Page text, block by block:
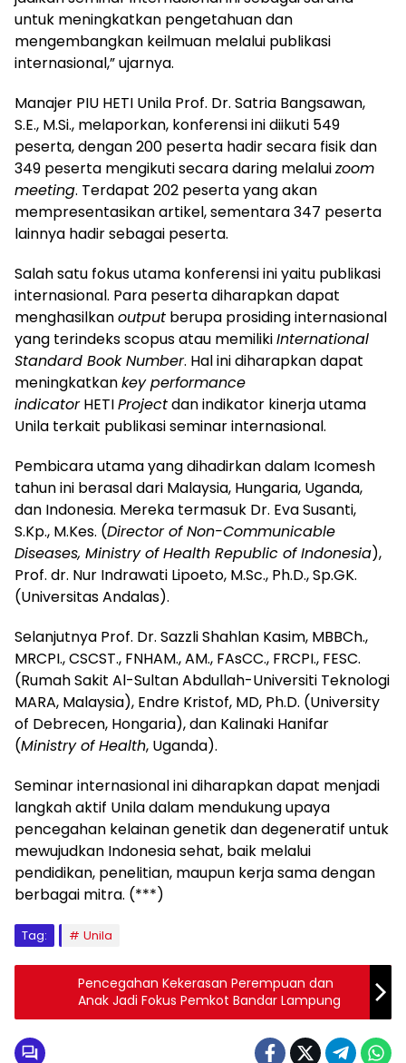
untuk meningkatkan pengetahuan dan
mengembangkan keilmuan melalui publikasi
internasional,” ujarnya.
Manajer PIU HETI Unila Prof. Dr. Satria Bangsawan,
S.E., M.Si., melaporkan, konferensi ini diikuti 549
peserta, dengan 200 peserta hadir secara fisik dan
349 peserta mengikuti secara daring melaluizoom
meeting. Terdapat 202 peserta yang akan
mempresentasikan artikel, sementara 347 peserta
lainnya hadir sebagai peserta.
Salah satu fokus utama konferensi ini yaitu publikasi
internasional. Para peserta diharapkan dapat
menghasilkanoutput berupa prosiding internasional
yang terindeks scopus atau memilikiInternational
Standard Book Number. Hal ini diharapkan dapat
meningkatkankey performance
indicatorHETIProjectdan indikator kinerja utama
Unila terkait publikasi seminar internasional.
Pembicara utama yang dihadirkan dalam Icomesh
tahun ini berasal dari Malaysia, Hungaria, Uganda,
dan Indonesia. Mereka termasuk Dr. Eva Susanti,
S.Kp., M.Kes. (Director of Non-Communicable
Diseases, Ministry of Health Republic of Indonesia),
Prof. dr. Nur Indrawati Lipoeto, M.Sc., Ph.D., Sp.GK.
(Universitas Andalas).
Selanjutnya Prof. Dr. Sazzli Shahlan Kasim, MBBCh.,
MRCPI., CSCST., FNHAM., AM., FAsCC., FRCPI., FESC.
(Rumah Sakit Al-Sultan Abdullah-Universiti Teknologi
MARA, Malaysia), Endre Kristof, MD, Ph.D. (University
of Debrecen, Hongaria), dan Kalinaki Hanifar
(Ministry of Health, Uganda).
Seminar internasional ini diharapkan dapat menjadi
langkah aktif Unila dalam mendukung upaya
pencegahan kelainan genetik dan degeneratif untuk
mewujudkan Indonesia sehat, baik melalui
pendidikan, penelitian, maupun kerja sama dengan
berbagai mitra. (***)
Tag: Unila
Pencegahan Kekerasan Perempuan dan
Anak Jadi Fokus Pemkot Bandar Lampung